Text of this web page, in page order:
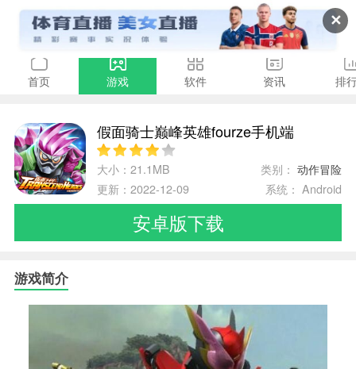
✕
首页 游戏 软件 资讯 排
假面骑士巅峰英雄fourze手机端
大小：21.1MB 类别：动作冒险
更新：2022-12-09
系统： Android
安卓版下载
游戏简介